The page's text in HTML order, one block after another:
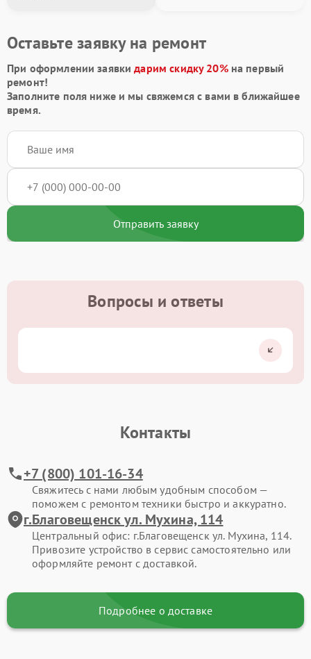
Оставьте заявку на ремонт
При оформлении заявкидарим скидку 20%на первый
ремонт!
Заполните поля ниже и мы свяжемся с вами в ближайшее
время.
Отправить заявку
Вопросы и ответы
Контакты
+7 (800) 101-16-34
Свяжитесь с нами любым удобным способом —
поможем с ремонтом техники быстро и аккуратно.
г.Благовещенск ул. Мухина, 114
Центральный офис: г.Благовещенск ул. Мухина, 114.
Привозите устройство в сервис самостоятельно или
оформляйте ремонт с доставкой.
Подробнее о доставке